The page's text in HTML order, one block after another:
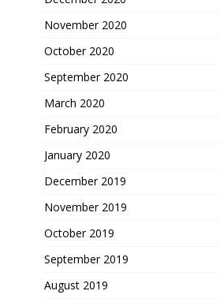
November 2020
October 2020
September 2020
March 2020
February 2020
January 2020
December 2019
November 2019
October 2019
September 2019
August 2019